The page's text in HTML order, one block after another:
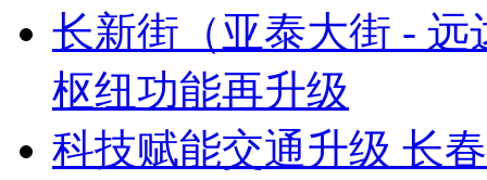
长新街（亚泰大街 -
枢纽功能再升级
科技赋能交通升级 长